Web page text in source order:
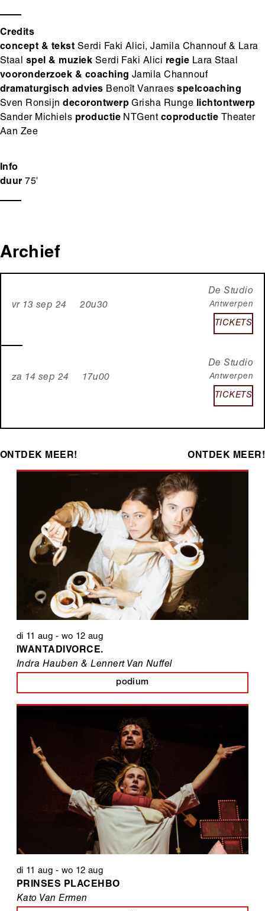
Credits
concept & tekst Serdi Faki Alici, Jamila Channouf & Lara
Staal spel & muziek Serdi Faki Alici regie Lara Staal
vooronderzoek & coaching Jamila Channouf
dramaturgisch advies Benoît Vanraesspelcoaching
Sven RonsijndecorontwerpGrisha Runge lichtontwerp
Sander Michiels productieNTGent coproductie Theater
Aan Zee
Info
duur 75'
Archief
vr 13 sep 24 20u30
De Studio
Antwerpen
TICKETS
za 14 sep 24 17u00
De Studio
Antwerpen
TICKETS
ONTDEK MEER! ONTDEK MEER!
di 11 aug - wo 12 aug
IWANTADIVORCE.
Indra Hauben & Lennert Van Nuffel
podium
di 11 aug - wo 12 aug
PRINSES PLACEHBO
Kato Van Ermen